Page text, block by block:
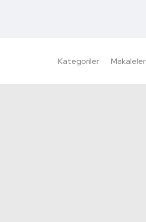
Kategoriler Makaleler